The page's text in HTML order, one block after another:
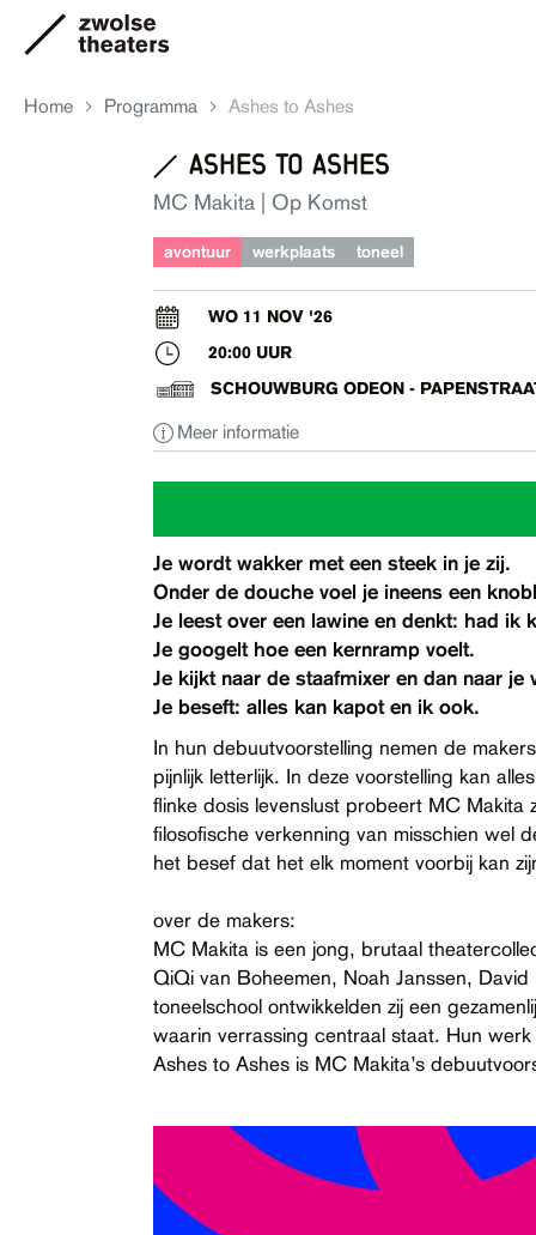
Je bezoek
Over ons
Eten & drinken
Toegankelijkheid
Home Programma Ashes to Ashes
ashes to ashes
MC Makita | Op Komst
avontuur werkplaats toneel
WO 11 NOV '26
20:00 UUR
SCHOUWBURG ODEON -
Meer informatie
Je wordt wakker met een steek in je zij.
Onder de douche voel je ineens een
Je leest over een lawine en denkt: had ik
Je googelt hoe een kernramp voelt.
Je kijkt naar de staafmixer en dan naar je
Je beseft: alles kan kapot en ik ook.
In hun debuutvoorstelling nemen de
pijnlijk letterlijk. In deze voorstelling kan
flinke dosis levenslust probeert MC Makita
filosofische verkenning van misschien wel
het besef dat het elk moment voorbij kan
over de makers:
MC Makita is een jong, brutaal
QiQi van Boheemen, Noah Janssen,
toneelschool ontwikkelden zij een
waarin verrassing centraal staat. Hun
Ashes to Ashes is MC Makita’s